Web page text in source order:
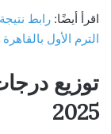
اقرأ أيضًا:
الترم الأول بالقاهرة
توزيع
2025